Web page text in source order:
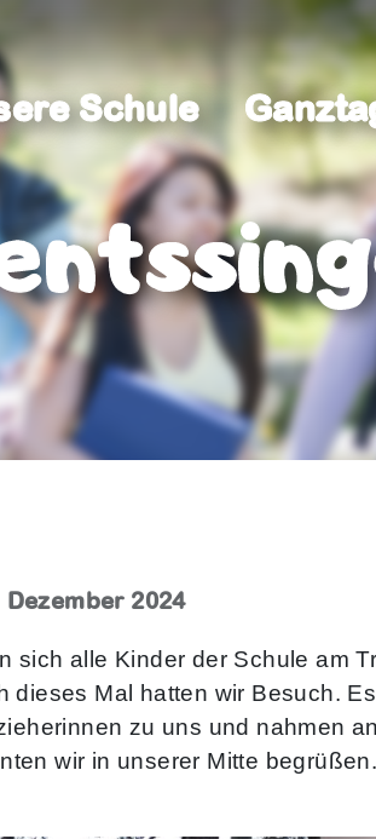
Schule
Schule
Dezember 2024
sich alle Kinder der Schule am
dieses Mal hatten wir Besuch.
zu uns und nahmen
wir in unserer Mitte